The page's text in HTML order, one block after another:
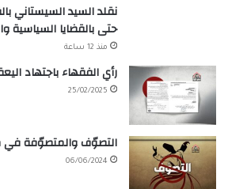
نقلد السيد السيستاني
حتى بالقضايا السياسية
منذ 12 ساعة
رأي الفقهاء باجتهاد
25/02/2025
التصوّف والمتصوّفة في
06/06/2024